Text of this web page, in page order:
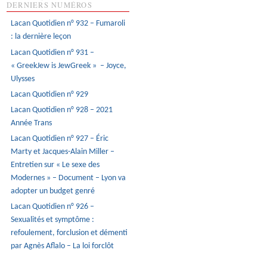
DERNIERS NUMÉROS
Lacan Quotidien n° 932 – Fumaroli
: la dernière leçon
Lacan Quotidien n° 931 –
« GreekJew is JewGreek » – Joyce,
Ulysses
Lacan Quotidien n° 929
Lacan Quotidien n° 928 – 2021
Année Trans
Lacan Quotidien n° 927 – Éric
Marty et Jacques-Alain Miller –
Entretien sur « Le sexe des
Modernes » – Document – Lyon va
adopter un budget genré
Lacan Quotidien n° 926 –
Sexualités et symptôme :
refoulement, forclusion et démenti
par Agnès Aflalo – La loi forclôt